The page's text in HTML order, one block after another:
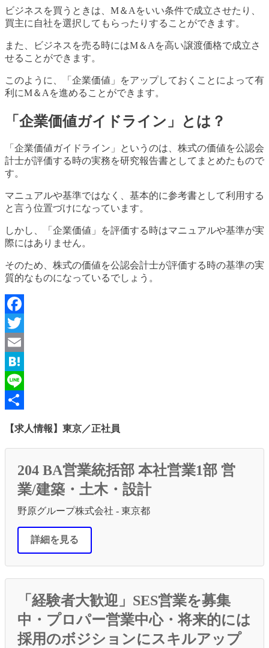
ビジネスを買うときは、M＆Aをいい条件で成立させたり、
買主に自社を選択してもらったりすることができます。
また、ビジネスを売る時にはM＆Aを高い譲渡価格で成立さ
せることができます。
このように、「企業価値」をアップしておくことによって有
利にM＆Aを進めることができます。
「企業価値ガイドライン」とは？
「企業価値ガイドライン」というのは、株式の価値を公認会
計士が評価する時の実務を研究報告書としてまとめたもので
す。
マニュアルや基準ではなく、基本的に参考書として利用する
と言う位置づけになっています。
しかし、「企業価値」を評価する時はマニュアルや基準が実
際にはありません。
そのため、株式の価値を公認会計士が評価する時の基準の実
質的なものになっているでしょう。
Facebook
Twitter
Email
Hatena
Line
【求人情報】東京／正社員
204 BA営業統括部 本社営業1部 営
業/建築・土木・設計
野原グループ株式会社 - 東京都
詳細を見る
「経験者大歓迎」SES営業を募集
中・プロパー営業中心・将来的には
採用のボジションにスキルアップ